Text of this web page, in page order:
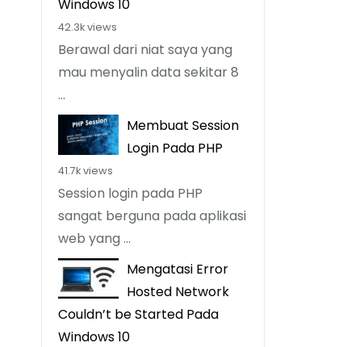
Windows 10
42.3k views
Berawal dari niat saya yang
mau menyalin data sekitar 8
...
Membuat Session
Login Pada PHP
41.7k views
Session login pada PHP
sangat berguna pada aplikasi
web yang ...
Mengatasi Error
Hosted Network
Couldn’t be Started Pada
Windows 10